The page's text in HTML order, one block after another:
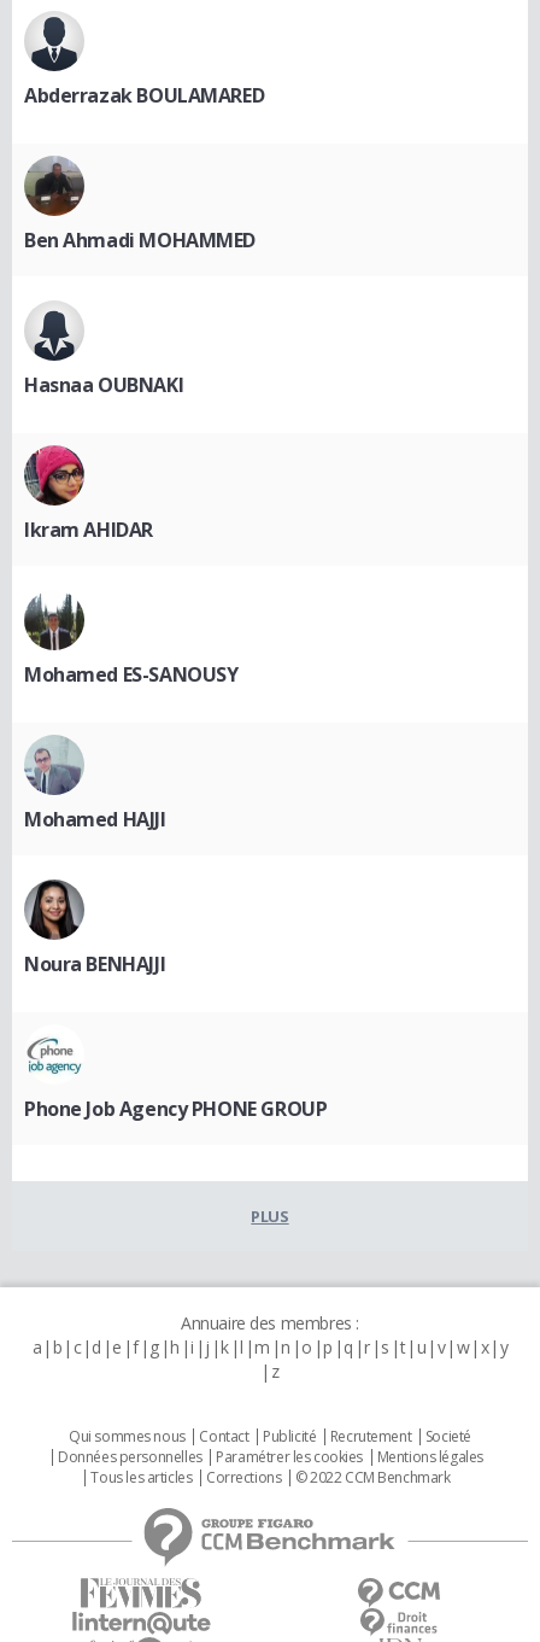
Abderrazak BOULAMARED
Ben Ahmadi MOHAMMED
Hasnaa OUBNAKI
Ikram AHIDAR
Mohamed ES-SANOUSY
Mohamed HAJJI
Noura BENHAJJI
Phone Job Agency PHONE GROUP
PLUS
Annuaire des membres :
a b c d e f g h i j k l m n o p q r s t u v w x y
z
Qui sommes nous Contact Publicité Recrutement
Societé
Données personnelles
Paramétrer les cookies
Mentions légales
Tous les articles
Corrections © 2022 CCM Benchmark